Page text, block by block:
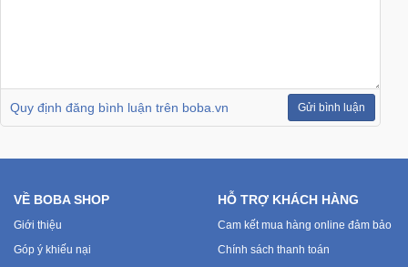
Quy định đăng bình luận trên boba.vn Gửi bình luận
VỀ BOBA SHOP
Giới thiệu
Góp ý khiếu nại
HỖ TRỢ KHÁCH HÀNG
Cam kết mua hàng online đảm bảo
Chính sách thanh toán